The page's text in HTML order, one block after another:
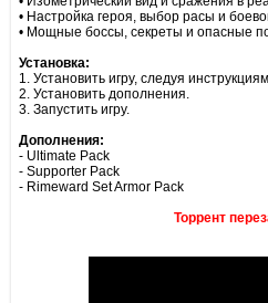
• Настройка героя, выбор расы и
• Мощные боссы, секреты и опасные
Установка:
1. Установить игру, следуя
2. Установить дополнения.
3. Запустить игру.
Дополнения:
- Ultimate Pack
- Supporter Pack
- Rimeward Set Armor Pack
Торрент